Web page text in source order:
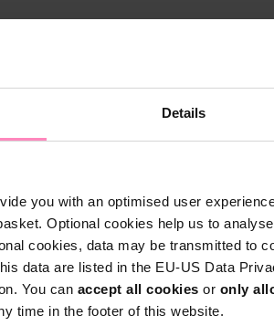
Details
you with an optimised user
Optional cookies help us to
cookies, data may be transmitted to
data are listed in the EU-US Data
You can accept all cookies or only
time in the footer of this website.